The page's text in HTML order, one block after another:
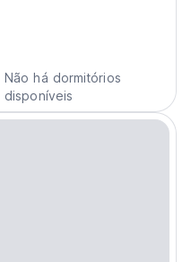
Não há dormitórios
disponíveis